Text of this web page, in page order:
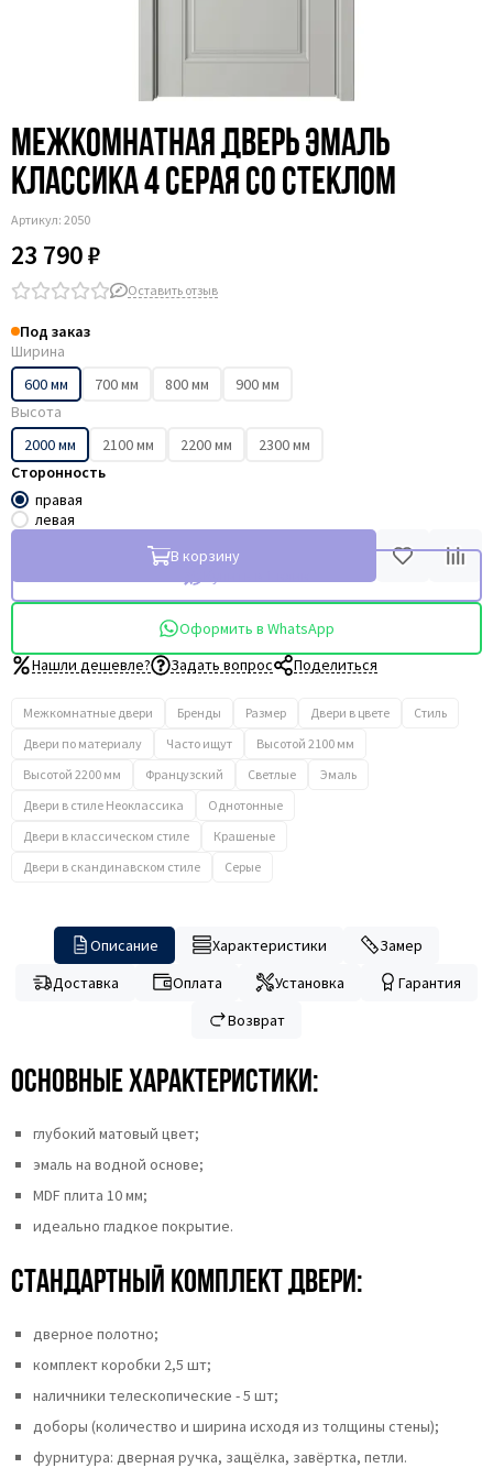
Межкомнатная дверь эмаль
Классика 4 серая со стеклом
Артикул: 2050
23 790 ₽
Оставить отзыв
Под заказ
Ширина
600 мм
700 мм 800 мм
900 мм
Высота
2000 мм
2100 мм 2200 мм
2300 мм
Сторонность
правая
левая
В корзину
Оформить в WhatsApp
Нашли дешевле?
Задать вопрос Поделиться
Межкомнатные двери Бренды Размер Двери в цвете
Стиль
Двери по материалу
Часто ищут
Высотой 2100 мм
Высотой 2200 мм
Французский Светлые
Эмаль
Двери в стиле Неоклассика
Однотонные
Двери в классическом стиле
Крашеные
Двери в скандинавском стиле
Серые
Описание Характеристики
Замер
Доставка
Оплата Установка
Гарантия
Возврат
Основные характеристики:
глубокий матовый цвет;
эмаль на водной основе;
MDF плита 10 мм;
идеально гладкое покрытие.
Стандартный комплект двери:
дверное полотно;
комплект коробки 2,5 шт;
наличники телескопические - 5 шт;
доборы (количество и ширина исходя из толщины стены);
фурнитура: дверная ручка, защёлка, завёртка, петли.